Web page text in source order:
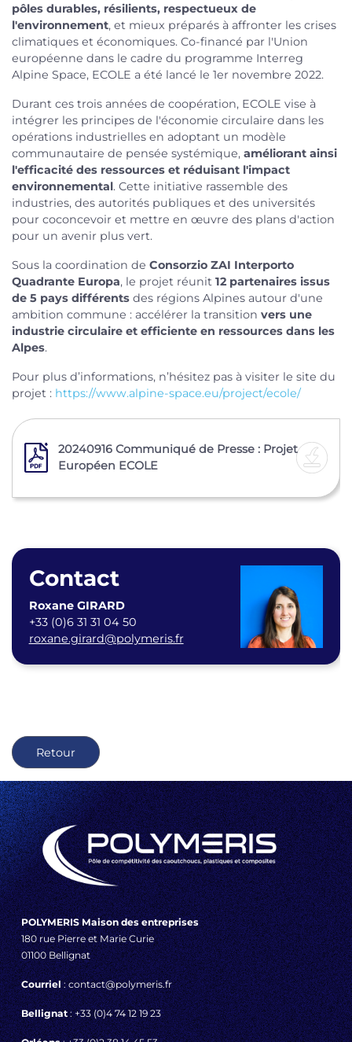
pôles durables, résilients, respectueux de
l'environnement, et mieux préparés à affronter les crises
climatiques et économiques. Co-financé par l'Union
européenne dans le cadre du programme Interreg
Alpine Space, ECOLE a été lancé le 1er novembre 2022.
Durant ces trois années de coopération, ECOLE vise à
intégrer les principes de l'économie circulaire dans les
opérations industrielles en adoptant un modèle
communautaire de pensée systémique, améliorant ainsi
l'efficacité des ressources et réduisant l'impact
environnemental. Cette initiative rassemble des
industries, des autorités publiques et des universités
pour coconcevoir et mettre en œuvre des plans d'action
pour un avenir plus vert.
Sous la coordination de Consorzio ZAI Interporto
Quadrante Europa, le projet réunit 12 partenaires issus
de 5 pays différents des régions Alpines autour d'une
ambition commune : accélérer la transition vers une
industrie circulaire et efficiente en ressources dans les
Alpes.
Pour plus d’informations, n’hésitez pas à visiter le site du
projet : https://www.alpine-space.eu/project/ecole/
20240916 Communiqué de Presse : Projet
Européen ECOLE
Contact
Roxane GIRARD
+33 (0)6 31 31 04 50
roxane.girard@polymeris.fr
Retour
POLYMERIS Maison des entreprises
180 rue Pierre et Marie Curie
01100 Bellignat
Courriel: contact@polymeris.fr
Bellignat: +33 (0)4 74 12 19 23